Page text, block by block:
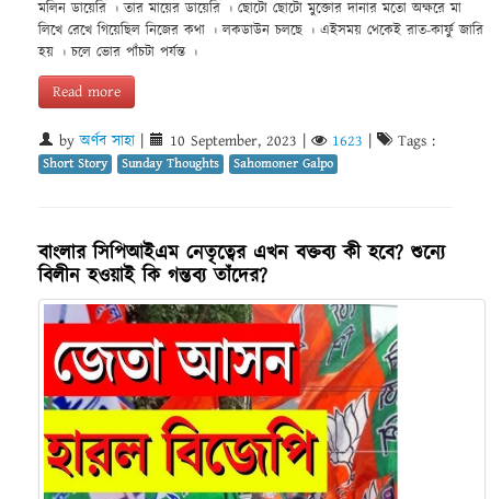
মলিন ডায়েরি । তার মায়ের ডায়েরি । ছোটো ছোটো মুক্তোর দানার মতো অক্ষরে মা
লিখে রেখে গিয়েছিল নিজের কথা । লকডাউন চলছে । এইসময় থেকেই রাত-কার্ফু জারি
হয় । চলে ভোর পাঁচটা পর্যন্ত ।
Read more
byঅর্ণব সাহা | 10 September, 2023 | 1623 | Tags :
Short Story Sunday Thoughts Sahomoner Galpo
বাংলার সিপিআইএম নেতৃত্বের এখন বক্তব্য কী হবে? শুন্যে
বিলীন হওয়াই কি গন্তব্য তাঁদের?